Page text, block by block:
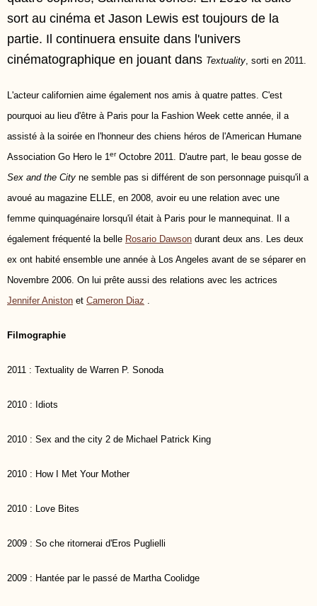
sort au cinéma et Jason Lewis est toujours de la
partie. Il continuera ensuite dans l'univers
cinématographique en jouant dans Textuality , sorti en 2011.
L'acteur californien aime également nos amis à quatre pattes. C'est
pourquoi au lieu d'être à Paris pour la Fashion Week cette année, il a
assisté à la soirée en l'honneur des chiens héros de l'American Humane
Association Go Hero le 1 erOctobre 2011. D'autre part,
le beau gosse de
Sex and the City ne semble pas si différent de son personnage puisqu'il a
avoué au magazine ELLE, en 2008, avoir eu une relation avec une
femme quinquagénaire lorsqu'il était à Paris pour le mannequinat. Il a
également fréquenté la belle Rosario Dawson durant deux ans. Les deux
ex ont habité ensemble une année à Los Angeles avant de se séparer en
Novembre 2006. On lui prête aussi des relations avec les actrices
Jennifer Aniston et Cameron Diaz
Filmographie
2011 : Textuality de Warren P. Sonoda
2010 : Idiots
2010 : Sex and the city 2 de Michael Patrick King
2010 : How I Met Your Mother
2010 : Love Bites
2009 : So che ritornerai d'Eros Puglielli
2009 : Hantée par le passé de Martha Coolidge